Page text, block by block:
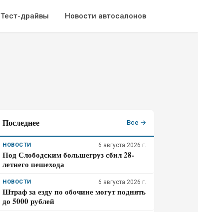
Тест-драйвы Новости автосалонов
Последнее Все →
НОВОСТИ 6 августа 2026 г.
Под Слободским большегруз сбил 28-
летнего пешехода
НОВОСТИ 6 августа 2026 г.
Штраф за езду по обочине могут поднять
до 5000 рублей